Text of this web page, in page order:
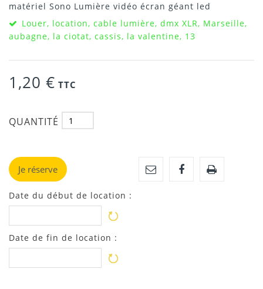
matériel Sono Lumière vidéo écran géant led
Louer, location, cable lumière, dmx XLR, Marseille,
aubagne, la ciotat, cassis, la valentine, 13
1,20 € TTC
QUANTITÉ
Je réserve
Date du début de location :
Date de fin de location :